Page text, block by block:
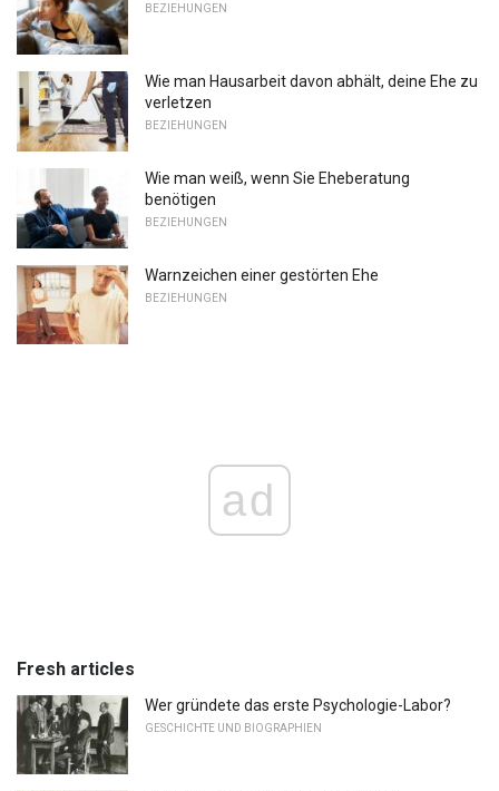
BEZIEHUNGEN
Wie man Hausarbeit davon abhält, deine Ehe zu
verletzen
BEZIEHUNGEN
Wie man weiß, wenn Sie Eheberatung
benötigen
BEZIEHUNGEN
Warnzeichen einer gestörten Ehe
BEZIEHUNGEN
ad
Fresh articles
Wer gründete das erste Psychologie-Labor?
GESCHICHTE UND BIOGRAPHIEN